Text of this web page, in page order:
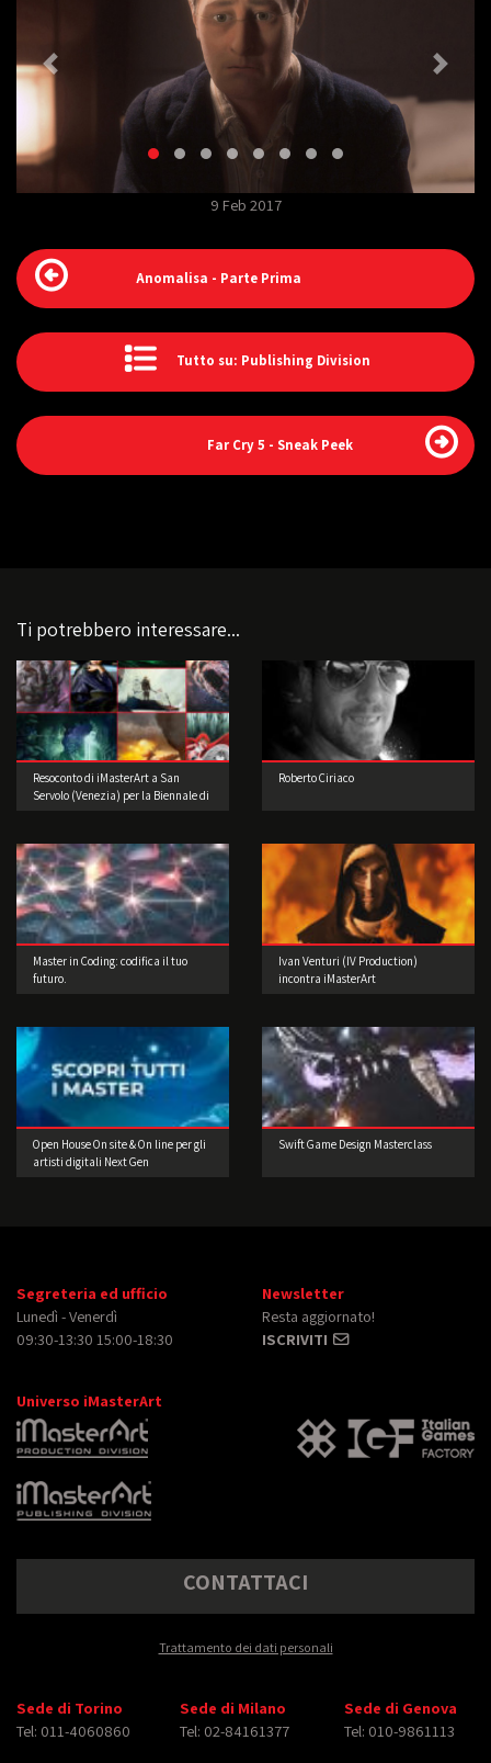
9 Feb 2017
Anomalisa - Parte Prima
Tutto su: Publishing Division
Far Cry 5 - Sneak Peek
Ti potrebbero interessare...
Resoconto di iMasterArt a San
Servolo (Venezia) per la Biennale di
Roberto Ciriaco
Master in Coding: codifica il tuo
futuro.
Ivan Venturi (IV Production)
incontra iMasterArt
Open House On site & On line per gli
artisti digitali Next Gen
Swift Game Design Masterclass
Segreteria ed ufficio
Lunedì - Venerdì
09:30-13:30 15:00-18:30
Newsletter
Resta aggiornato!
ISCRIVITI
Universo iMasterArt
CONTATTACI
Trattamento dei dati personali
Sede di Torino
Tel: 011-4060860
Sede di Milano
Tel: 02-84161377
Sede di Genova
Tel: 010-9861113